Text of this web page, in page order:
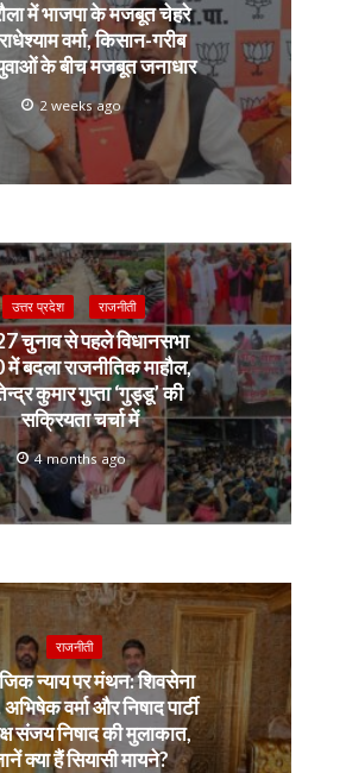
में भाजपा के मजबूत चेहरे
वर्मा, किसान-गरीब
के बीच मजबूत जनाधार
2 weeks ago
उत्तर प्रदेश राजनीती
चुनाव से पहले विधानसभा
बदला राजनीतिक माहौल,
कुमार गुप्ता ‘गुड्डू’ की
सक्रियता चर्चा में
4 months ago
राजनीती
न्याय पर मंथन: शिवसेना
वर्मा और निषाद पार्टी
संजय निषाद की मुलाकात,
क्या हैं सियासी मायने?